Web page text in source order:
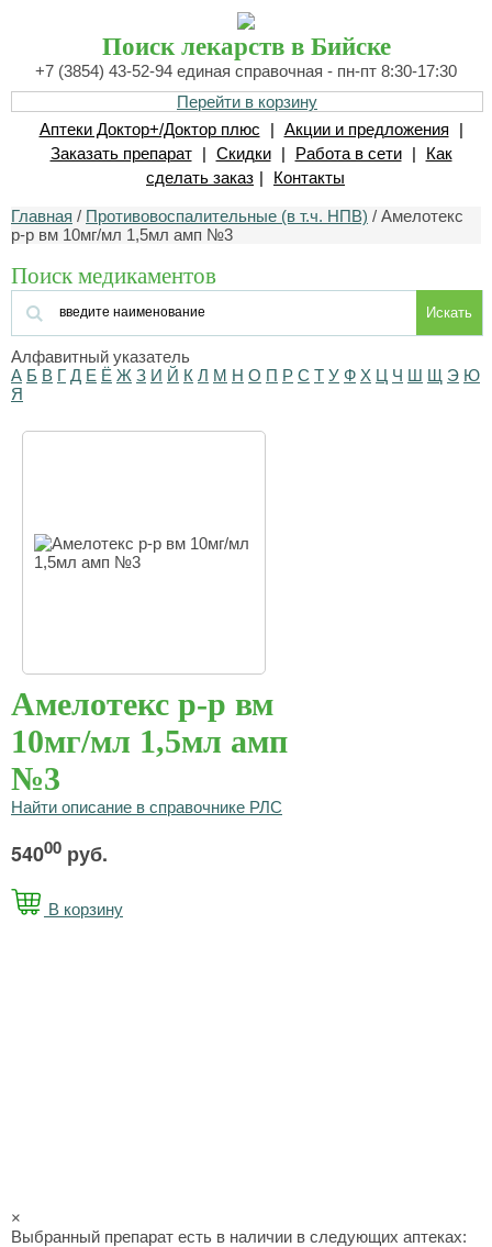
Поиск лекарств в Бийске
+7 (3854) 43-52-94 единая справочная - пн-пт 8:30-17:30
Перейти в корзину
Аптеки Доктор+/Доктор плюс
| Акции и предложения
|
Заказать препарат
| Скидки | Работа в сети |
Как
сделать заказ | Контакты
Главная / Противовоспалительные (в т.ч. НПВ) / Амелотекс
р-р вм 10мг/мл 1,5мл амп №3
Поиск медикаментов
Искать
Алфавитный указатель
А Б В Г Д Е Ё Ж З И Й К Л М Н О П Р С Т У Ф Х Ц Ч Ш Щ Э Ю
Я
Амелотекс р-р вм
10мг/мл 1,5мл амп
№3
Найти описание в справочнике РЛС
54000 руб.
В корзину
×
Выбранный препарат есть в наличии в следующих аптеках: